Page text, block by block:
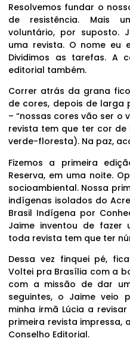
Resolvemos fundar o
de resistência. Mais
voluntário, por suposto.
uma revista. O nome eu
Dividimos as tarefas. A
editorial também.
Correr atrás da grana
de cores, depois de larga
– “nossas cores vão ser o
revista tem que ter cor de
verde-floresta). Na paz,
Fizemos a primeira
Reserva, em uma noite.
socioambiental. Nossa
indígenas isolados do
Brasil Indígena por
Jaime inventou de fazer
toda revista tem que ter
Dessa vez finquei pé,
Voltei pra Brasília com a
com a missão de dar
seguintes, o Jaime veio
minha irmã Lúcia a
primeira revista
Conselho Editorial.